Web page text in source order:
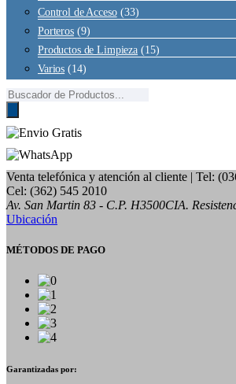
Control de Acceso (33)
Porteros (9)
Productos de Limpieza (15)
Varios (14)
Búsqueda
de
productos
Venta telefónica y atención al cliente | Tel:
Cel: (362) 545 2010
Av. San Martin 83 - C.P. H3500CIA.
Ubicación
MÉTODOS DE PAGO
Garantizadas por: